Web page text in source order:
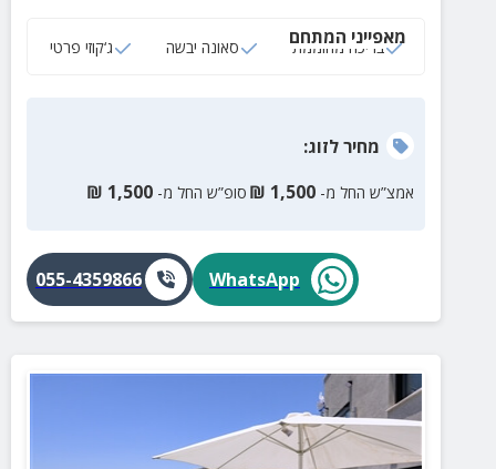
מאפייני המתחם
בריכה מחוממת סאונה יבשה ג‘קוזי פרטי
מחירלזוג:
אמצ”ש החל מ- 1,500
₪ סופ”ש החל מ- 1,500
₪
WhatsApp
055-4359866